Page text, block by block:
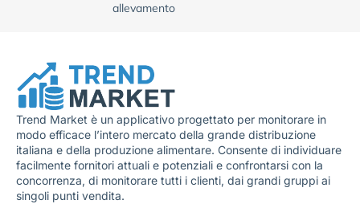
allevamento
Trend Market è un applicativo progettato per monitorare in
modo efficace l’intero mercato della grande distribuzione
italiana e della produzione alimentare. Consente di individuare
facilmente fornitori attuali e potenziali e confrontarsi con la
concorrenza, di monitorare tutti i clienti, dai grandi gruppi ai
singoli punti vendita.